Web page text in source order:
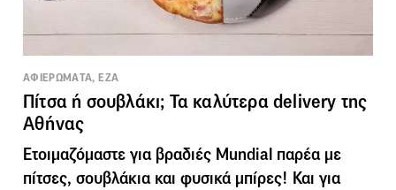
ΑΦΙΕΡΩΜΑΤΑ, ΕΖΑ
Πίτσα ή σουβλάκι; Τα καλύτερα delivery της
Αθήνας
Ετοιμαζόμαστε για βραδιές Mundial παρέα με
πίτσες, σουβλάκια και φυσικά μπίρες! Και για